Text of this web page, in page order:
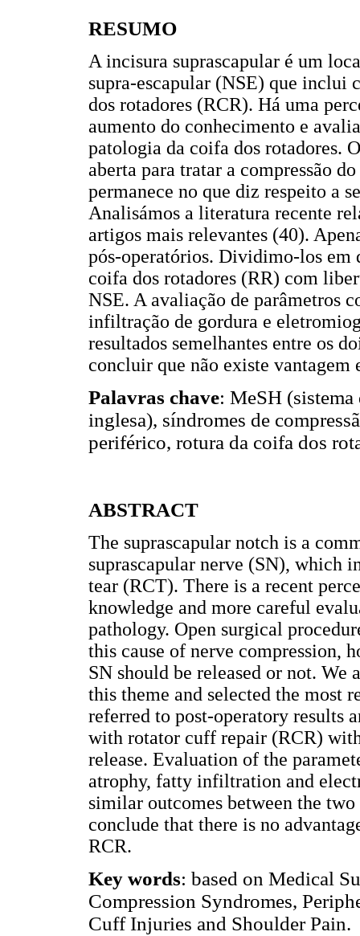
RESUMO
A incisura suprascapular é um
supra-escapular (NSE) que inclui
dos rotadores (RCR). Há uma
aumento do conhecimento e
patologia da coifa dos rotadores.
aberta para tratar a compressão
permanece no que diz respeito a
Analisámos a literatura recente
artigos mais relevantes (40).
pós-operatórios. Dividimo-los em
coifa dos rotadores (RR) com
NSE. A avaliação de parâmetros
infiltração de gordura e
resultados semelhantes entre os
concluir que não existe
Palavras chave: MeSH
inglesa), síndromes de
periférico, rotura da coifa dos
ABSTRACT
The suprascapular notch is a
suprascapular nerve (SN), which
tear (RCT). There is a recent
knowledge and more careful
pathology. Open surgical
this cause of nerve compression,
SN should be released or not.
this theme and selected the most
referred to post-operatory results
with rotator cuff repair (RCR)
release. Evaluation of the
atrophy, fatty infiltration and
similar outcomes between the
conclude that there is no
RCR.
Key words: based on Medical
Compression Syndromes,
Cuff Injuries and Shoulder Pain.